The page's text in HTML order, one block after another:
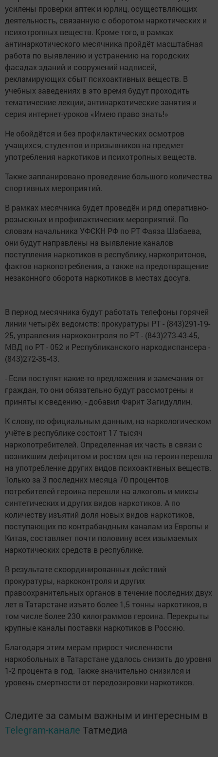
усилены проверки аптек и юрлиц, осуществляющих
деятельность, связанную с оборотом наркотических и
психотропных веществ. Кроме того, в рамках
антинаркотического месячника пройдёт масштабная
работа по выявлению и устранению на городских
фасадах зданий и сооружений надписей,
рекламирующих сбыт психоактивных веществ. В
учебных заведениях в это время будут проходить
тематические лекции, антинаркотические занятия и
серия интернет-уроков «Имею право знать!»
Не обойдётся и без профилактических осмотров
учащихся, студентов и призывников на предмет
употребления наркотиков и психотропных веществ.
Также запланировано проведение большого количества
спортивных мероприятий.
В рамках месячника будет проведён и ряд оперативно-
розыскных и профилактических мероприятий. По
словам начальника УФСКН РФ по РТ Фаяза Шабаева,
они будут направлены на выявление каналов
поступления наркотиков в республику, наркопритонов,
фактов наркопотребления, а также на предотвращение
незаконного оборота наркотиков в местах досуга.
В период месячника будут работать телефоны горячей
линии четырёх ведомств: прокуратуры РТ - (843)291-19-
25, управления наркоконтроля по РТ - (843)273-43-45,
МВД по РТ - 052 и Республиканского наркодиспансера -
(843)272-35-43.
- Если поступят какие-то предложения и замечания от
граждан, то они обязательно будут рассмотрены и
приняты к сведению, - добавил Фарит Загидуллин.
К слову, по официальным данным, на наркологическом
учёте в республике состоит 17 тысяч
наркопотребителей. Определенная их часть в связи с
возникшим дефицитом и ростом цен на героин перешла
на употребление других видов психоактивных веществ.
Только за 3 последних месяца 70 процентов
потребителей героина перешли на алкоголь и миксы
синтетических и других видов наркотиков. А по
количеству изъятий доля новых видов наркотиков,
поступающих по контрабандным каналам из Европы и
Китая, составляет почти половину всех изымаемых
наркотических средств в республике.
В результате скоординированных действий
прокуратуры, наркоконтроля и других
правоохранительных органов в течение последних двух
лет в Татарстане изъято более 1,5 тонны наркотиков, в
том числе более 230 килограммов героина. Перекрыты
крупные каналы поставки наркотиков в Россию.
Благодаря этим мерам прирост численности
наркобольных в Татарстане удалось снизить до уровня
1-2 процента в год. Также значительно снизился и
уровень смертности от передозировки наркотиков.
Следите за самым важным и интересным в
Telegram-канале Татмедиа